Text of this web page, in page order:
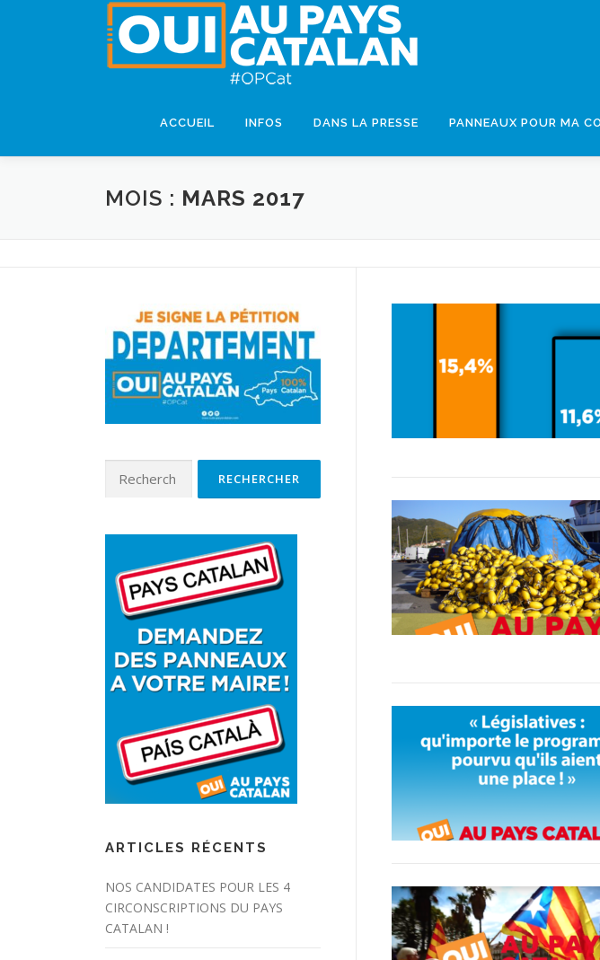
ACCUEIL INFOS DANS LA PRESSE PANNEAUX POUR MA
MOIS : MARS 2017
ARTICLES RÉCENTS
NOS CANDIDATES POUR LES 4
CIRCONSCRIPTIONS DU PAYS
CATALAN !